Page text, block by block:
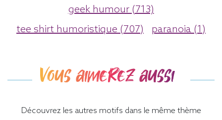
geek humour (713)
tee shirt humoristique (707)
paranoia (1)
Vous aimerez aussi
Découvrez les autres motifs dans le même thème